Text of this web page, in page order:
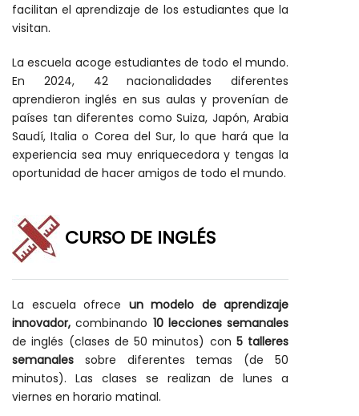
facilitan el aprendizaje de los estudiantes que la
visitan.
La escuela acoge estudiantes de todo el mundo.
En 2024, 42 nacionalidades diferentes
aprendieron inglés en sus aulas y provenían de
países tan diferentes como Suiza, Japón, Arabia
Saudí, Italia o Corea del Sur, lo que hará que la
experiencia sea muy enriquecedora y tengas la
oportunidad de hacer amigos de todo el mundo.
CURSO DE INGLÉS
La escuela ofrece un modelo de aprendizaje
innovador,combinando 10 lecciones semanales
de inglés (clases de 50 minutos) con 5 talleres
semanales sobre diferentes temas (de 50
minutos). Las clases se realizan de lunes a
viernes en horario matinal.